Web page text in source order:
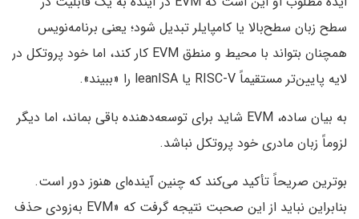
سطح زبان سطح‌بالا یا کامپایلر تبدیل شود؛ یعنی برنامه‌نویس
همچنان بتواند با محیط و منطق EVM کار کند، اما خود پروتکل در
لایه پایین‌تر مستقیماً RISC-V یا leanISA را «ببیند».
به بیان ساده، EVM شاید برای توسعه‌دهنده باقی بماند، اما دیگر
لزوماً زبان مادری خود پروتکل نباشد.
بوترین صریحاً تأکید می‌کند که چنین آینده‌ای هنوز دور است.
بنابراین نباید از این صحبت نتیجه گرفت که «EVM به‌زودی حذف